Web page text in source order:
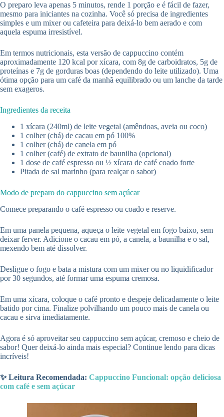
O preparo leva apenas 5 minutos, rende 1 porção e é fácil de fazer,
mesmo para iniciantes na cozinha. Você só precisa de ingredientes
simples e um mixer ou cafeteira para deixá-lo bem aerado e com
aquela espuma irresistível.
Em termos nutricionais, esta versão de cappuccino contém
aproximadamente 120 kcal por xícara, com 8g de carboidratos, 5g de
proteínas e 7g de gorduras boas (dependendo do leite utilizado). Uma
ótima opção para um café da manhã equilibrado ou um lanche da tarde
sem exageros.
Ingredientes da receita
1 xícara (240ml) de leite vegetal (amêndoas, aveia ou coco)
1 colher (chá) de cacau em pó 100%
1 colher (chá) de canela em pó
1 colher (café) de extrato de baunilha (opcional)
1 dose de café espresso ou ½ xícara de café coado forte
Pitada de sal marinho (para realçar o sabor)
Modo de preparo do cappuccino sem açúcar
Comece preparando o café espresso ou coado e reserve.
Em uma panela pequena, aqueça o leite vegetal em fogo baixo, sem
deixar ferver. Adicione o cacau em pó, a canela, a baunilha e o sal,
mexendo bem até dissolver.
Desligue o fogo e bata a mistura com um mixer ou no liquidificador
por 30 segundos, até formar uma espuma cremosa.
Em uma xícara, coloque o café pronto e despeje delicadamente o leite
batido por cima. Finalize polvilhando um pouco mais de canela ou
cacau e sirva imediatamente.
Agora é só aproveitar seu cappuccino sem açúcar, cremoso e cheio de
sabor! Quer deixá-lo ainda mais especial? Continue lendo para dicas
incríveis!
✨ Leitura Recomendada: Cappuccino Funcional: opção deliciosa
com café e sem açúcar